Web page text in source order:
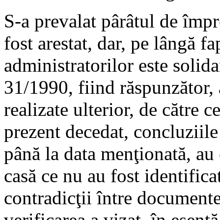
S-a prevalat pârâtul de
fost arestat, dar, pe lângă
administratorilor este
31/1990, fiind răspunzător,
realizate ulterior, de către
prezent decedat,
până la data menţionată,
casă ce nu au fost
contradicţii între